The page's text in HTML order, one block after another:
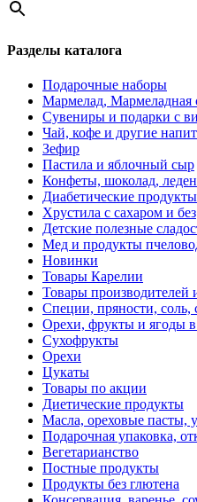
Разделы каталога
Подарочные наборы
Мармелад, Мармеладная
Сувениры и подарки с
Чай, кофе и другие
Зефир
Пастила и яблочный сыр
Конфеты, шоколад,
Диабетические продукты
Хрустила с сахаром и без
Детские полезные
Мед и продукты
Новинки
Товары Карелии
Товары производителей
Специи, пряности, соль,
Орехи, фрукты и ягоды
Сухофрукты
Орехи
Цукаты
Товары по акции
Диетические продукты
Масла, ореховые пасты,
Подарочная упаковка,
Вегетарианство
Постные продукты
Продукты без глютена